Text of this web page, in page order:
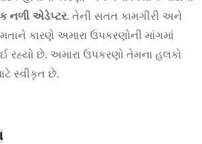
નળી એડેપ્ટર. તેની સતત કામગીરી અને
કારણે અમારા ઉપકરણોની માંગમાં
રહ્યો છે. અમારા ઉપકરણો તેમના હલકો
સ્વીકૃત છે.